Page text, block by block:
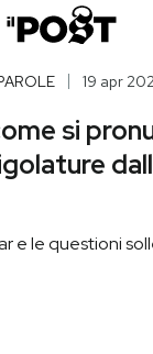
Auto
19 apr
si
e le questioni